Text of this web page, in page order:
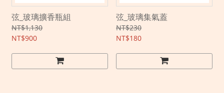
弦_玻璃擴香瓶組
NT$1,130
NT$900
弦_玻璃集氣蓋
NT$230
NT$180